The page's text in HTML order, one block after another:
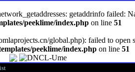
getaddrinfo failed:
peeklime/index.php on line 51
global.php): failed to
peeklime/index.php on line 51